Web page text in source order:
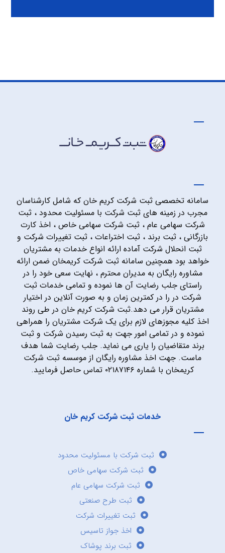
سامانه تخصصی ثبت شرکت کریم خان که شامل کارشناسان
مجرب در زمینه های ثبت شرکت با مسئولیت محدود ، ثبت
شرکت سهامی عام ، ثبت شرکت سهامی خاص ، اخذ کارت
بازرگانی ، ثبت برند ، ثبت اختراعات ، ثبت تغییرات شرکت و
ثبت انحلال شرکت آماده ارائه انواع خدمات به مشتریان
خواهد بود همچنین سامانه ثبت شرکت کریمخان ضمن ارائه
مشاوره رایگان به مدیران محترم ، نهایت سعی خود را در
راستای جلب رضایت آن ها نموده و تمامی خدمات ثبت
شرکت در را در کمترین زمان و به صورت آنلاین در اختیار
مشتریان قرار می دهد.ثبت شرکت کریم خان در طی روند
اخذ کلیه مجوزهای لازم برای یک شرکت مشتریان را همراهی
نموده و در تمامی امور جهت به ثبت رسیدن شرکت و ثبت
برند متقاضیان را یاری می نماید. جلب رضایت شما هدف
ماست. جهت اخذ مشاوره رایگان از موسسه ثبت شرکت
کریمخان با شماره ۰۲۱۸۷۱۴۶ تماس حاصل فرمایید.
خدمات ثبت شرکت کریم خان
ثبت شرکت با مسئولیت محدود
ثبت شرکت سهامی خاص
ثبت شرکت سهامی عام
ثبت طرح صنعتی
ثبت تغییرات شرکت
اخذ جواز تاسیس
ثبت برند پوشاک